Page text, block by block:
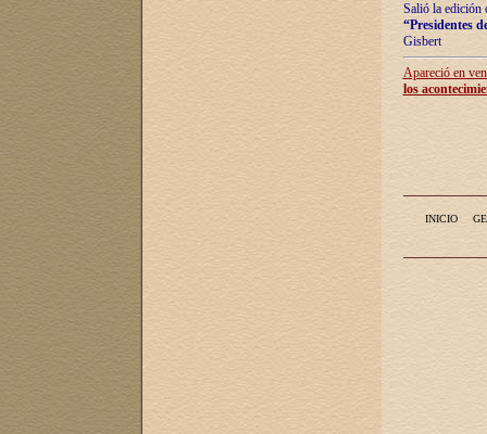
Salió la edición
“Presidentes
Gisbert
Apareció en
los
INICIO